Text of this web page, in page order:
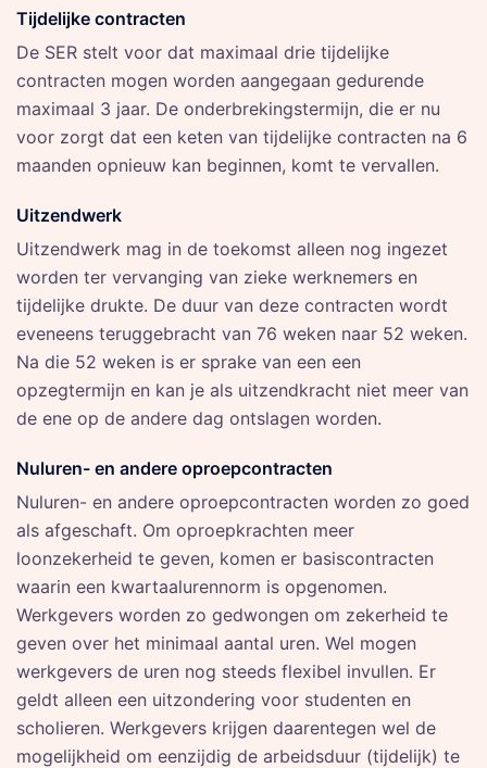
Tijdelijke contracten
De SER stelt voor dat maximaal drie tijdelijke
contracten mogen worden aangegaan gedurende
maximaal 3 jaar. De onderbrekingstermijn, die er nu
voor zorgt dat een keten van tijdelijke contracten na 6
maanden opnieuw kan beginnen, komt te vervallen.
Uitzendwerk
Uitzendwerk mag in de toekomst alleen nog ingezet
worden ter vervanging van zieke werknemers en
tijdelijke drukte. De duur van deze contracten wordt
eveneens teruggebracht van 76 weken naar 52 weken.
Na die 52 weken is er sprake van een een
opzegtermijn en kan je als uitzendkracht niet meer van
de ene op de andere dag ontslagen worden.
Nuluren- en andere oproepcontracten
Nuluren- en andere oproepcontracten worden zo goed
als afgeschaft. Om oproepkrachten meer
loonzekerheid te geven, komen er basiscontracten
waarin een kwartaalurennorm is opgenomen.
Werkgevers worden zo gedwongen om zekerheid te
geven over het minimaal aantal uren. Wel mogen
werkgevers de uren nog steeds flexibel invullen. Er
geldt alleen een uitzondering voor studenten en
scholieren. Werkgevers krijgen daarentegen wel de
mogelijkheid om eenzijdig de arbeidsduur (tijdelijk) te